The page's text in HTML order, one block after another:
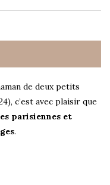
de deux petits
c’est avec plaisir que
parisiennes et
.